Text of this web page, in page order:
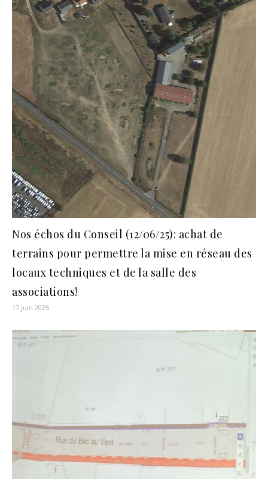
Nos échos du Conseil (12/06/25): achat de
terrains pour permettre la mise en réseau des
locaux techniques et de la salle des
associations!
17 juin 2025